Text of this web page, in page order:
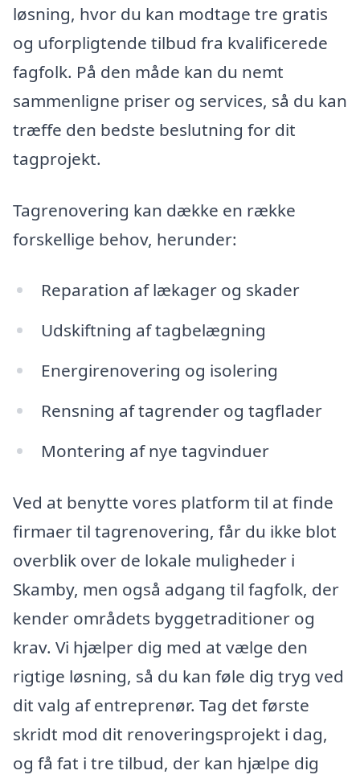
løsning, hvor du kan modtage tre gratis
og uforpligtende tilbud fra kvalificerede
fagfolk. På den måde kan du nemt
sammenligne priser og services, så du kan
træffe den bedste beslutning for dit
tagprojekt.
Tagrenovering kan dække en række
forskellige behov, herunder:
Reparation af lækager og skader
Udskiftning af tagbelægning
Energirenovering og isolering
Rensning af tagrender og tagflader
Montering af nye tagvinduer
Ved at benytte vores platform til at finde
firmaer til tagrenovering, får du ikke blot
overblik over de lokale muligheder i
Skamby, men også adgang til fagfolk, der
kender områdets byggetraditioner og
krav. Vi hjælper dig med at vælge den
rigtige løsning, så du kan føle dig tryg ved
dit valg af entreprenør. Tag det første
skridt mod dit renoveringsprojekt i dag,
og få fat i tre tilbud, der kan hjælpe dig